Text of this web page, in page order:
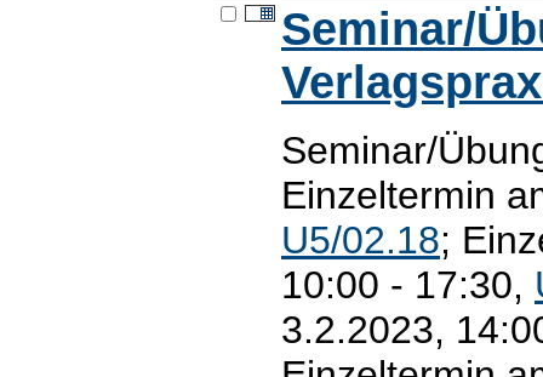
Seminar/
Seminar/
Einzeltermin
U5/02.18;
10:00 - 17:30,
3.2.2023,